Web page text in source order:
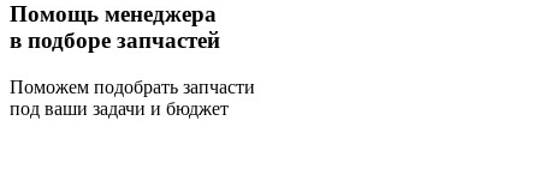
Помощь менеджера
в подборе запчастей
Поможем подобрать запчасти
под ваши задачи и бюджет